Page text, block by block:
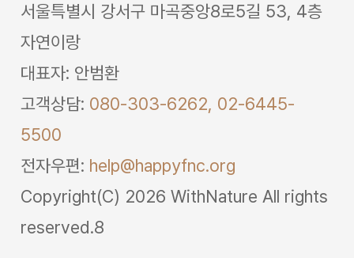
서울특별시 강서구 마곡중앙8로5길 53, 4층
자연이랑
대표자: 안범환
고객상담: 080-303-6262, 02-6445-
5500
전자우편: help@happyfnc.org
Copyright(C) 2026 WithNature All rights
reserved.8